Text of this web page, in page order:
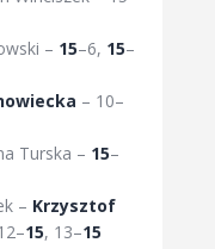
– 15–6, 15–
– 10–
Turska – 15–
– Krzysztof
15, 13–15